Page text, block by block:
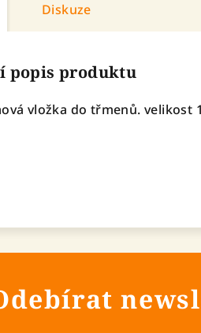
Diskuze
popis produktu
vložka do třmenů. velikost